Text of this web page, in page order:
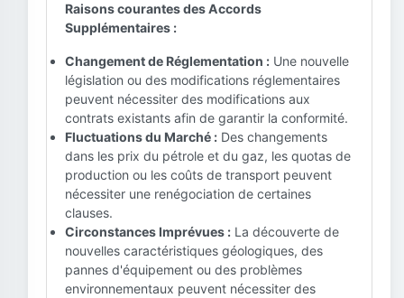
Raisons courantes des Accords
Supplémentaires :
Changement de Réglementation : Une nouvelle
législation ou des modifications réglementaires
peuvent nécessiter des modifications aux
contrats existants afin de garantir la conformité.
Fluctuations du Marché : Des changements
dans les prix du pétrole et du gaz, les quotas de
production ou les coûts de transport peuvent
nécessiter une renégociation de certaines
clauses.
Circonstances Imprévues : La découverte de
nouvelles caractéristiques géologiques, des
pannes d'équipement ou des problèmes
environnementaux peuvent nécessiter des